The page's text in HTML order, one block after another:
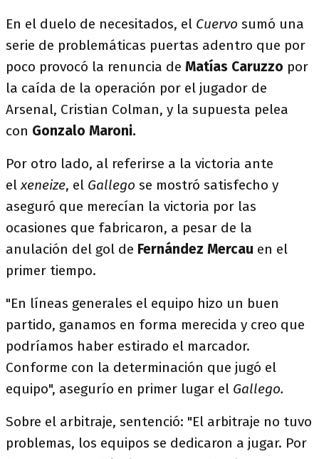
En el duelo de necesitados, el Cuervo sumó una
serie de problemáticas puertas adentro que por
poco provocó la renuncia de Matías Caruzzo por
la caída de la operación por el jugador de
Arsenal, Cristian Colman, y la supuesta pelea
con Gonzalo Maroni.
Por otro lado, al referirse a la victoria ante
elxeneize, el Gallego se mostró satisfecho y
aseguró que merecían la victoria por las
ocasiones que fabricaron, a pesar de la
anulación del gol de Fernández Mercau en el
primer tiempo.
"En líneas generales el equipo hizo un buen
partido, ganamos en forma merecida y creo que
podríamos haber estirado el marcador.
Conforme con la determinación que jugó el
equipo", asegurío en primer lugar el Gallego.
Sobre el arbitraje, sentenció: "El arbitraje no tuvo
problemas, los equipos se dedicaron a jugar. Por